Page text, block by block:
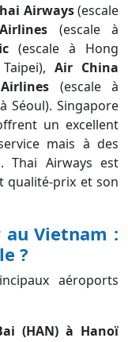
Airways(escale
(escale à
(escale à Hong
Air China
(escale à
Séoul). Singapore
un excellent
mais à des
Thai Airways est
qualité-prix et son
Vietnam :
?
aéroports
(HAN) à Hanoï